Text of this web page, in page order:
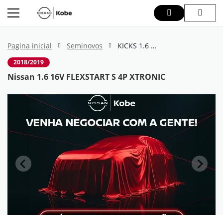
Pagina inicial Seminovos KICKS 1.6 16V FLEXSTART S 4P XTRONIC
2018/2019
Nissan 1.6 16V FLEXSTART S 4P XTRONIC